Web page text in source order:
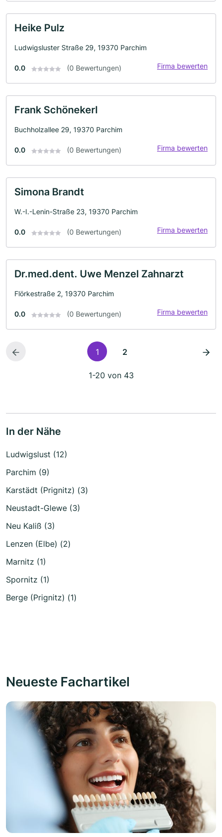
Heike Pulz
Ludwigsluster Straße 29, 19370 Parchim
0.0 (0 Bewertungen) Firma bewerten
Frank Schönekerl
Buchholzallee 29, 19370 Parchim
0.0 (0 Bewertungen) Firma bewerten
Simona Brandt
W.-I.-Lenin-Straße 23, 19370 Parchim
0.0 (0 Bewertungen) Firma bewerten
Dr.med.dent. Uwe Menzel Zahnarzt
Flörkestraße 2, 19370 Parchim
0.0 (0 Bewertungen) Firma bewerten
1 2
1-20 von 43
In der Nähe
Ludwigslust (12)
Parchim (9)
Karstädt (Prignitz) (3)
Neustadt-Glewe (3)
Neu Kaliß (3)
Lenzen (Elbe) (2)
Marnitz (1)
Spornitz (1)
Berge (Prignitz) (1)
Neueste Fachartikel